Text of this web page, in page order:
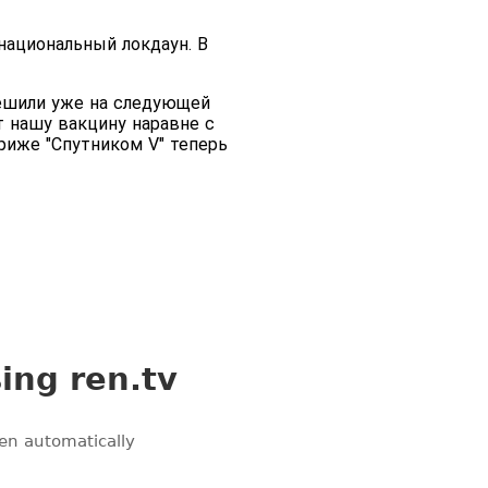
локдаун. В
уже на следующей
нашу вакцину наравне с
"Спутником V" теперь